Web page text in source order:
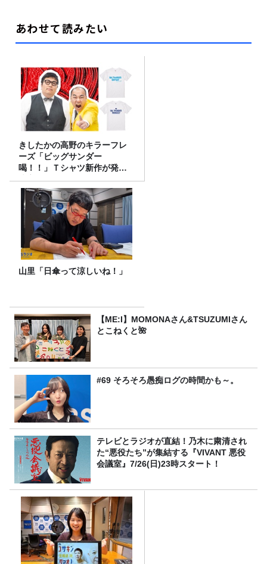
あわせて読みたい
きしたかの高野のキラーフレ
ーズ「ビッグサンダー
喝！！」Ｔシャツ新作が発売
決定！
山里「日傘って涼しいね！」
【ME:I】MOMONAさん&TSUZUMIさん
とこねくと🌺
#69 そろそろ愚痴ログの時間かも～。
テレビとラジオが直結！乃木に粛清され
た“悪役たち”が集結する『VIVANT 悪役
会議室』7/26(日)23時スタート！